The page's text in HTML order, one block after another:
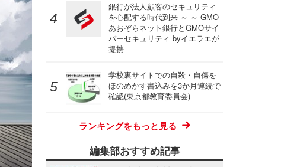
銀行が法人顧客のセキュリティ
を心配する時代到来 ～ ～ GMO
あおぞらネット銀行とGMOサイ
バーセキュリティ byイエラエが
提携
学校裏サイトでの自殺・自傷を
ほのめかす書込みを3か月連続で
確認(東京都教育委員会)
ランキングをもっと見る
編集部おすすめ記事